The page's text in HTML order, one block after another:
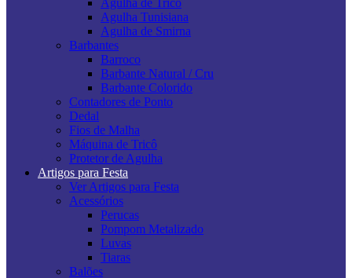
Agulha de Tricô
Agulha Tunisiana
Agulha de Smirna
Barbantes
Barroco
Barbante Natural / Cru
Barbante Colorido
Contadores de Ponto
Dedal
Fios de Malha
Máquina de Tricô
Protetor de Agulha
Artigos para Festa
Ver Artigos para Festa
Acessórios
Perucas
Pompom Metalizado
Luvas
Tiaras
Balões